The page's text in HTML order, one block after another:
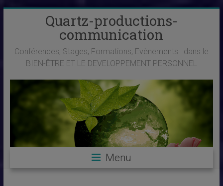
Quartz-productions-
communication
Conférences, Stages, Formations, Evènements : dans le
BIEN-ÊTRE ET LE DEVELOPPEMENT PERSONNEL
Menu